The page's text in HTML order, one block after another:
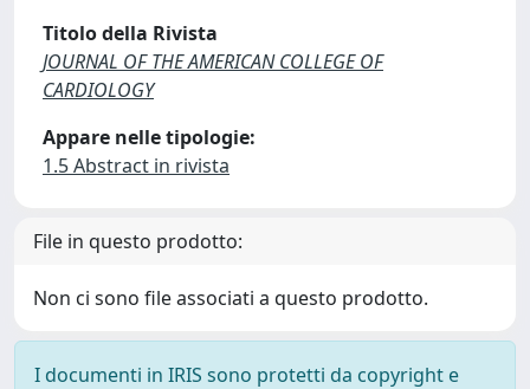
Titolo della Rivista
JOURNAL OF THE AMERICAN COLLEGE OF
CARDIOLOGY
Appare nelle tipologie:
1.5 Abstract in rivista
File in questo prodotto:
Non ci sono file associati a questo prodotto.
I documenti in IRIS sono protetti da copyright e